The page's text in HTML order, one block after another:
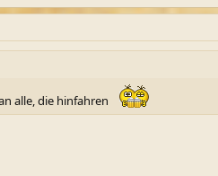
alle, die hinfahren